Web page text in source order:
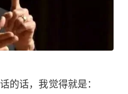
的话，我觉得就是：